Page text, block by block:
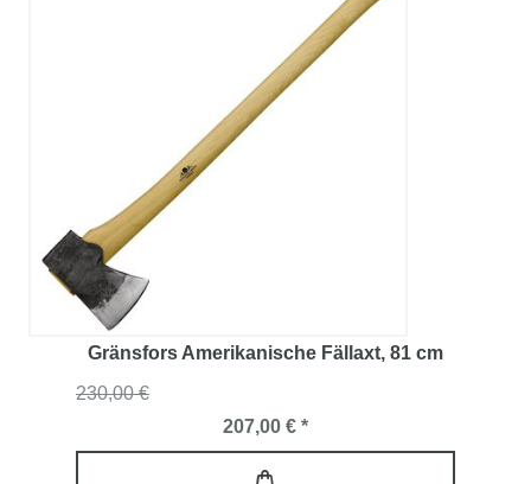
Gränsfors Amerikanische Fällaxt, 81 cm
230,00 €
207,00 € *